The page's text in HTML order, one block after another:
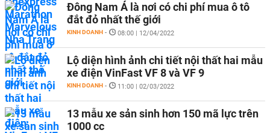
Đông Nam Á là nơi có chi phí mua ô tô
đắt đỏ nhất thế giới
KINH DOANH - 08:00 | 12/04/2022
Lộ diện hình ảnh chi tiết nội thất hai mẫu
xe điện VinFast VF 8 và VF 9
KINH DOANH - 11:00 | 02/03/2022
13 mẫu xe sản sinh hơn 150 mã lực trên
1000 cc